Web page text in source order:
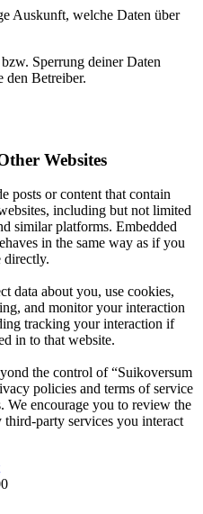
Auskunft, welche Daten über
Sperrung deiner Daten
den Betreiber.
Websites
posts or content that contain
including but not limited
similar platforms. Embedded
in the same way as if you
directly.
data about you, use cookies,
and monitor your interaction
tracking your interaction if
in to that website.
the control of “Suikoversum
policies and terms of service
We encourage you to review the
party services you interact